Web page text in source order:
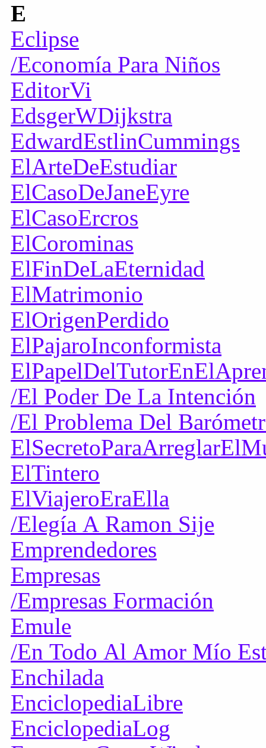
E
Eclipse
/Economía Para Niños
EditorVi
EdsgerWDijkstra
EdwardEstlinCummings
ElArteDeEstudiar
ElCasoDeJaneEyre
ElCasoErcros
ElCorominas
ElFinDeLaEternidad
ElMatrimonio
ElOrigenPerdido
ElPajaroInconformista
/El Poder De La Intención
/El Problema Del
ElTintero
ElViajeroEraElla
/Elegía A Ramon Sije
Emprendedores
Empresas
/Empresas Formación
Emule
/En Todo Al Amor Mío
Enchilada
EnciclopediaLibre
EnciclopediaLog